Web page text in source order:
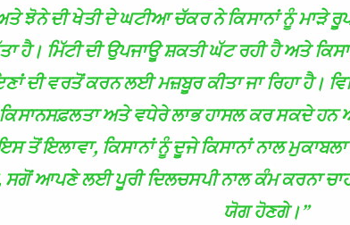
ਝੋਨੇ ਦੀ ਖੇਤੀ ਦੇ ਘਟੀਆ ਚੱਕਰ ਨੇ ਕਿਸਾਨਾਂ ਨੂੰ ਮਾੜੇ
ਹੈ। ਮਿੱਟੀ ਦੀ ਉਪਜਾਊ ਸ਼ਕਤੀ ਘੱਟ ਰਹੀ ਹੈ ਅਤੇ
ਦੀ ਵਰਤੋਂ ਕਰਨ ਲਈ ਮਜ਼ਬੂਰ ਕੀਤਾ ਜਾ ਰਿਹਾ ਹੈ।
ਅਤੇ ਵਧੇਰੇ ਲਾਭ ਹਾਸਲ ਕਰ ਸਕਦੇ
ਤੋਂ ਇਲਾਵਾ, ਕਿਸਾਨਾਂ ਨੂੰ ਦੂਜੇ ਕਿਸਾਨਾਂ ਨਾਲ
ਸਗੋਂ ਆਪਣੇ ਲਈ ਪੂਰੀ ਦਿਲਚਸਪੀ ਨਾਲ ਕੰਮ ਕਰਨਾ
ਯੋਗ ਹੋਣਗੇ।”